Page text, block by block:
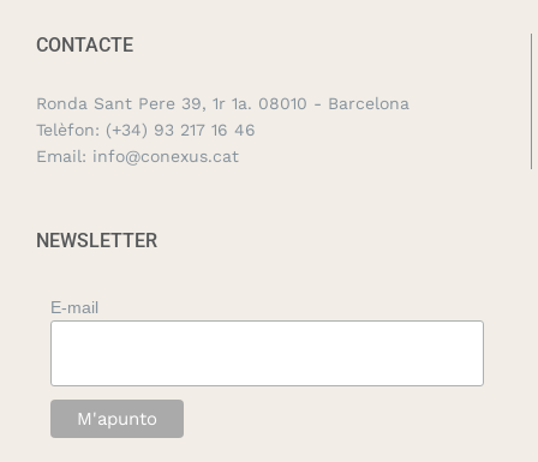
CONTACTE
Ronda Sant Pere 39, 1r 1a. 08010 - Barcelona
Telèfon: (+34) 93 217 16 46
Email: info@conexus.cat
NEWSLETTER
E-mail